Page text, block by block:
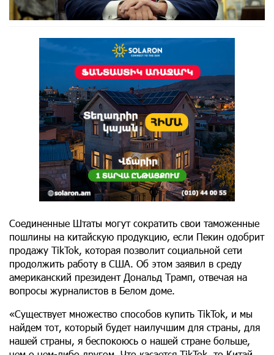
Соединенные Штаты могут сократить свои таможенные
пошлины на китайскую продукцию, если Пекин одобрит
продажу TikTok, которая позволит социальной сети
продолжить работу в США. Об этом заявил в среду
американский президент Дональд Трамп, отвечая на
вопросы журналистов в Белом доме.
«Существует множество способов купить TikTok, и мы
найдем тот, который будет наилучшим для страны, для
нашей страны, я беспокоюсь о нашей стране больше,